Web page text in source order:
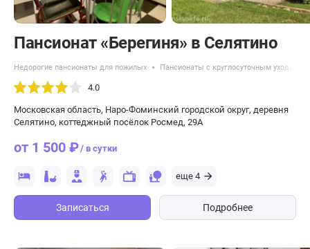
Пансионат «Берегиня» в Селятино
Недорогие пансионаты для пожилых Пансионаты с круглосуточным уходом
4.0
Московская область, Наро-Фоминский городской округ, деревня
Селятино, коттеджный посёлок Росмед, 29А
от 1 500 ₽/ в сутки
еще 4
Записаться Подробнее